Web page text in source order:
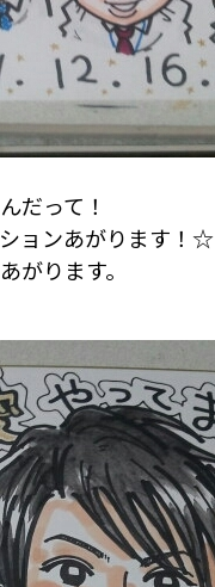
だって！
ョンあがります！☆
がります。